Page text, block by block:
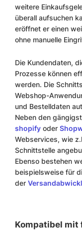
weitere
überall aufsuchen
eröffnet er einen
ohne manuelle
Die Kundendaten,
Prozesse können
werden. Die
Webshop-
und Bestelldaten
Neben den
shopify oder
Webservices, wie
Schnittstelle
Ebenso bestehen
beispielsweise für
der
Kompatibel mit